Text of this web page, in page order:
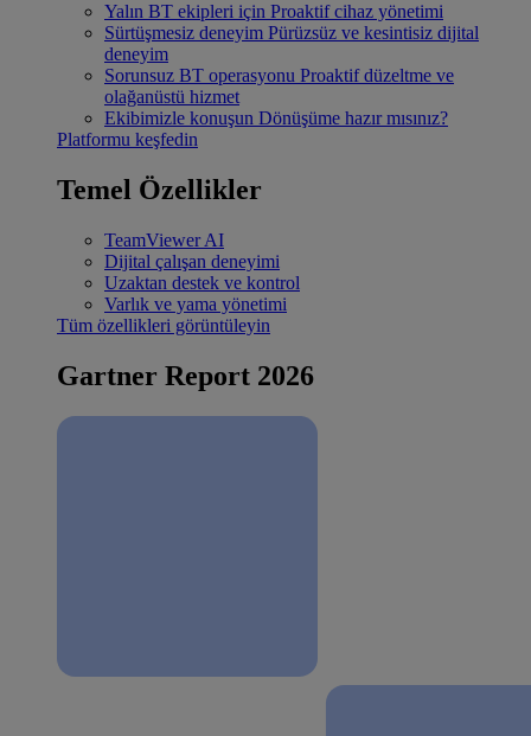
Yalın BT ekipleri için Proaktif cihaz yönetimi
Sürtüşmesiz deneyim Pürüzsüz ve kesintisiz dijital
deneyim
Sorunsuz BT operasyonu Proaktif düzeltme ve
olağanüstü hizmet
Ekibimizle konuşun Dönüşüme hazır mısınız?
Platformu keşfedin
Temel Özellikler
TeamViewer AI
Dijital çalışan deneyimi
Uzaktan destek ve kontrol
Varlık ve yama yönetimi
Tüm özellikleri görüntüleyin
Gartner Report 2026